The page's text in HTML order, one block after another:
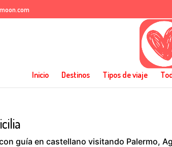
Inicio Destinos Tipos de viaje
guía en castellano visitando Palermo,